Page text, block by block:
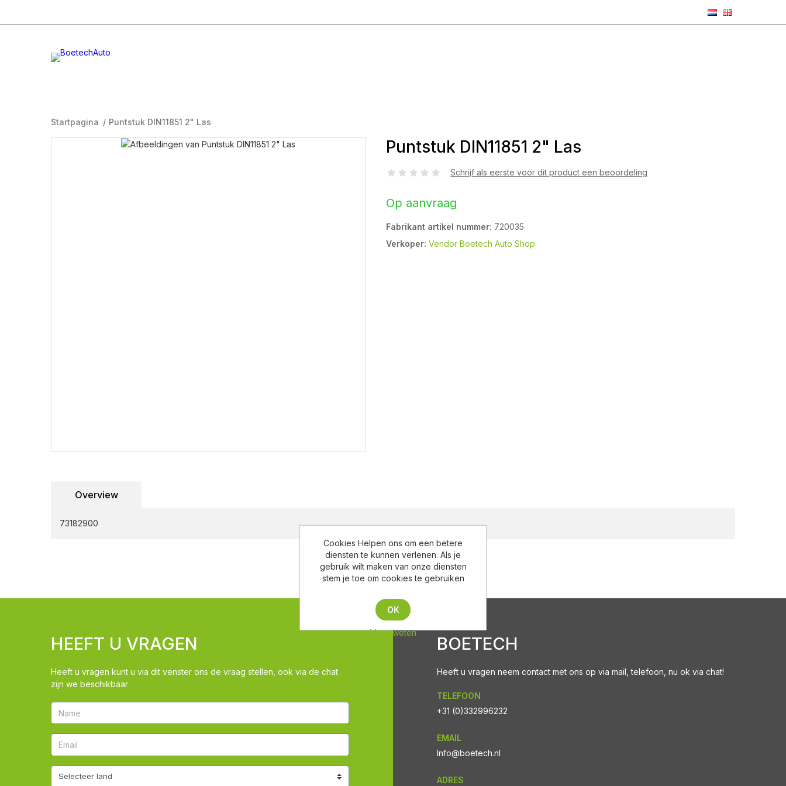
Startpagina / Puntstuk DIN11851 2" Las
Puntstuk DIN11851 2" Las
Schrijf als eerste voor dit product een beoordeling
Op aanvraag
Fabrikant artikel nummer: 720035
Verkoper: Vendor Boetech Auto Shop
Overview
73182900
HEEFT U VRAGEN
Heeft u vragen kunt u via dit venster ons de vraag stellen, ook via de chat
zijn we beschikbaar
BOETECH
Heeft u vragen neem contact met ons op via mail, telefoon, nu ok via chat!
TELEFOON
+31 (0)332996232
EMAIL
Info@boetech.nl
ADRES
Cookies Helpen ons om een betere
diensten te kunnen verlenen. Als je
gebruik wilt maken van onze diensten
stem je toe om cookies te gebruiken
OK
Meer weten